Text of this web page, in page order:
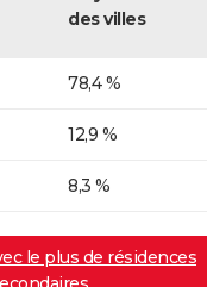
des villes
78,4 %
12,9 %
8,3 %
le plus de résidences